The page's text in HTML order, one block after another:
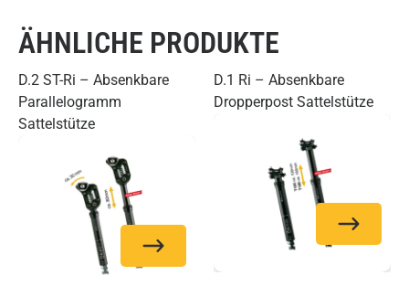
ÄHNLICHE PRODUKTE
D.2 ST-Ri – Absenkbare
Parallelogramm
Sattelstütze
D.1 Ri – Absenkbare
Dropperpost Sattelstütze